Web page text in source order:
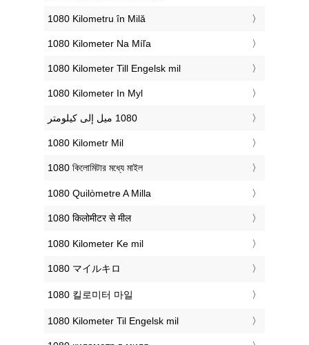
‎1080 Kilometru în Milă
‎1080 Kilometer Na Míľa
‎1080 Kilometer Till Engelsk mil
‎1080 Kilometer In Myl
‎1080 Kilometr Mil
‎1080 কিলোমিটার মধ্যে মাইল
‎1080 Quilòmetre A Milla
‎1080 किलोमीटर से मील
‎1080 Kilometer Ke mil
‎1080 マイルキロ
‎1080 킬로미터 마일
‎1080 Kilometer Til Engelsk mil